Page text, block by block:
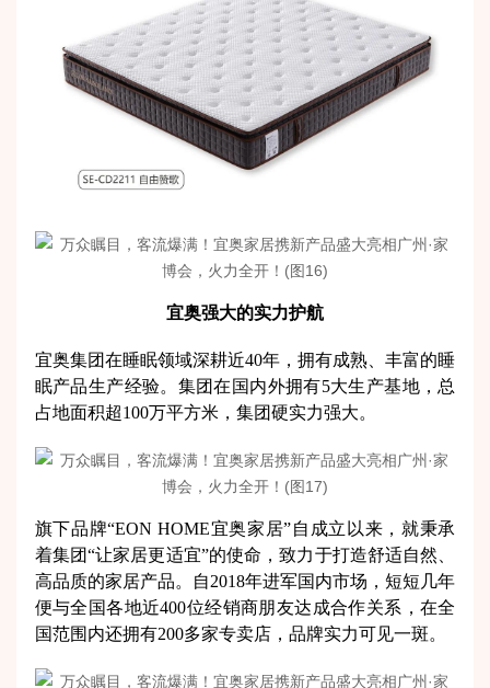
宜奥强大的实力护航
宜奥集团在睡眠领域深耕近40年，拥有成熟、丰富的睡
眠产品生产经验。集团在国内外拥有5大生产基地，总
占地面积超100万平方米，集团硬实力强大。
旗下品牌“EON HOME宜奥家居”自成立以来，就秉承
着集团“让家居更适宜”的使命，致力于打造舒适自然、
高品质的家居产品。自2018年进军国内市场，短短几年
便与全国各地近400位经销商朋友达成合作关系，在全
国范围内还拥有200多家专卖店，品牌实力可见一斑。